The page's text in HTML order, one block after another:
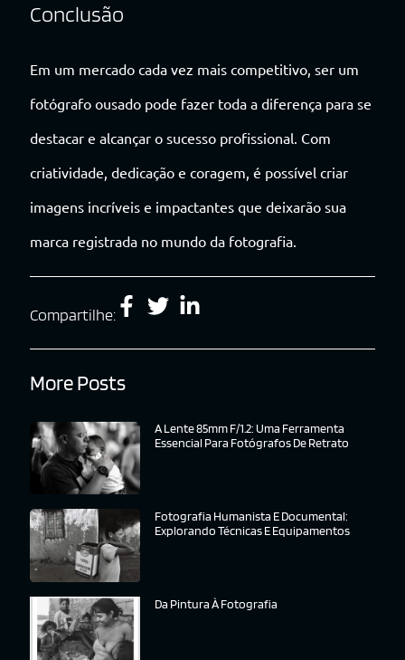
Conclusão
Em um mercado cada vez mais competitivo, ser um
fotógrafo ousado pode fazer toda a diferença para se
destacar e alcançar o sucesso profissional. Com
criatividade, dedicação e coragem, é possível criar
imagens incríveis e impactantes que deixarão sua
marca registrada no mundo da fotografia.
Compartilhe:
More Posts
A Lente 85mm F/1.2: Uma Ferramenta
Essencial Para Fotógrafos De Retrato
Fotografia Humanista E Documental:
Explorando Técnicas E Equipamentos
Da Pintura À Fotografia